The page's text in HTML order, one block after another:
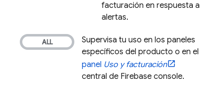
facturación en respuesta a
alertas.
Supervisa tu uso en los paneles
específicos del producto o en el
panel Uso y facturación
central de Firebase console.